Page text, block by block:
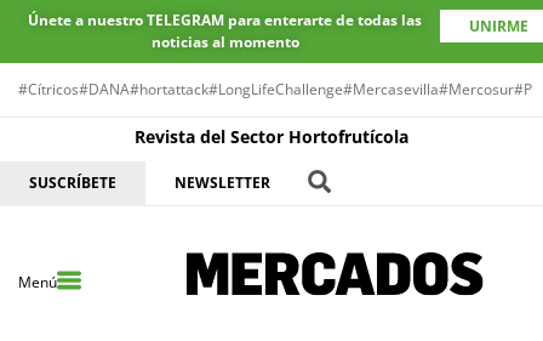
Únete a nuestro TELEGRAM para enterarte de todas las
noticias al momento
UNIRME
#Cítricos#DANA#hortattack#LongLifeChallenge#Mercasevilla#Mercosur
Revista del Sector Hortofrutícola
SUSCRÍBETE NEWSLETTER
Menú